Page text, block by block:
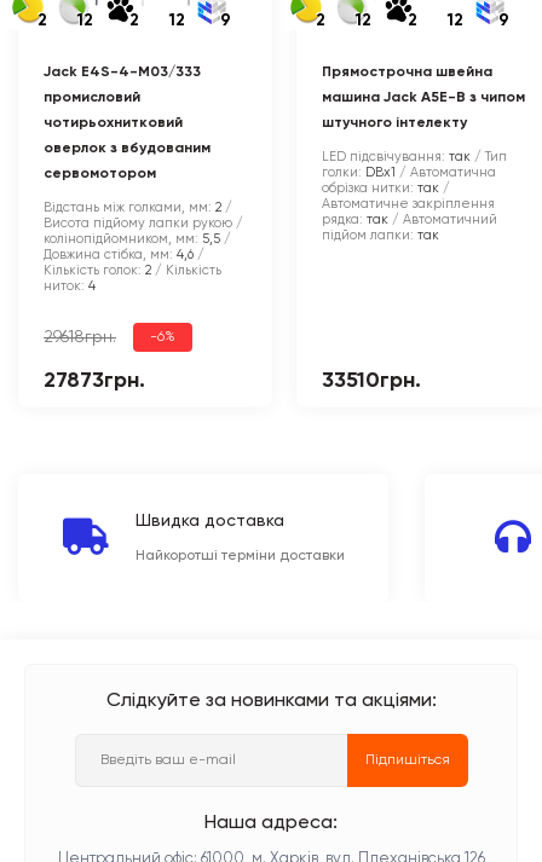
2 12 2 12 9
Jack E4S-4-M03/333
промисловий
чотирьохнитковий
оверлок з вбудованим
сервомотором
Відстань між голками, мм: 2
Висота підйому лапки рукою /
колінопідйомником, мм: 5,5
Довжина стібка, мм: 4,6
Кількість голок: 2
Кількість
ниток: 4
29618грн. -6%
27873грн.
2 12 2 12 9
Прямострочна швейна
машина Jack A5E-B з чипом
штучного інтелекту
LED підсвічування: так
Тип
голки: DBx1
Автоматична
обрізка нитки: так
Автоматичне закріплення
рядка: так
Автоматичний
підйом лапки: так
33510грн.
Швидка доставка
Найкоротші терміни доставки
Слідкуйте за новинками та акціями:
Підпишіться
Наша адреса: